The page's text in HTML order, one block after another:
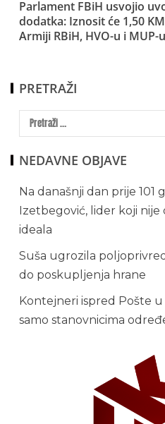
Parlament FBiH usvojio
dodatka: Iznosit će 1,50
Armiji RBiH, HVO-u i MUP-u
PRETRAŽI
NEDAVNE OBJAVE
Na današnji dan prije 101
Izetbegović, lider koji nije
ideala
Suša ugrozila
do poskupljenja hrane
Kontejneri ispred Pošte
samo stanovnicima